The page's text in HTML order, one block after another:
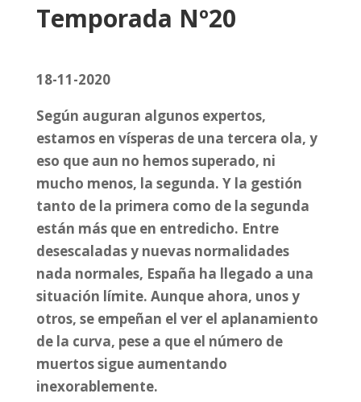
Temporada Nº20
18-11-2020
Según auguran algunos expertos,
estamos en vísperas de una tercera ola, y
eso que aun no hemos superado, ni
mucho menos, la segunda. Y la gestión
tanto de la primera como de la segunda
están más que en entredicho. Entre
desescaladas y nuevas normalidades
nada normales, España ha llegado a una
situación límite. Aunque ahora, unos y
otros, se empeñan el ver el aplanamiento
de la curva, pese a que el número de
muertos sigue aumentando
inexorablemente.